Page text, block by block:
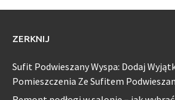
ZERKNIJ
Sufit Podwieszany Wyspa: Dodaj
Pomieszczenia Ze Sufitem